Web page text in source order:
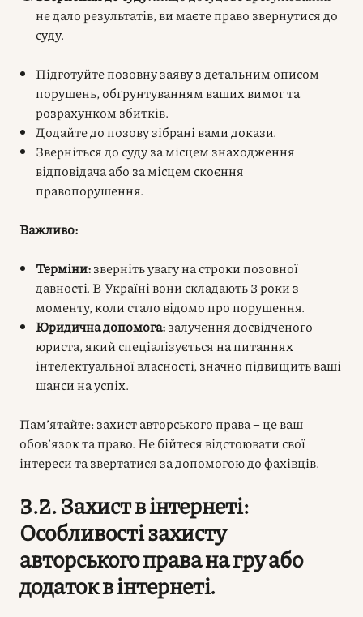
не дало результатів, ви маєте право звернутися до
суду.
Підготуйте позовну заяву з детальним описом
порушень, обґрунтуванням ваших вимог та
розрахунком збитків.
Додайте до позову зібрані вами докази.
Зверніться до суду за місцем знаходження
відповідача або за місцем скоєння
правопорушення.
Важливо:
Терміни:зверніть увагу на строки позовної
давності. В Україні вони складають 3 роки з
моменту, коли стало відомо про порушення.
Юридична допомога:залучення досвідченого
юриста, який спеціалізується на питаннях
інтелектуальної власності, значно підвищить ваші
шанси на успіх.
Пам’ятайте: захист авторського права – це ваш
обов’язок та право. Не бійтеся відстоювати свої
інтереси та звертатися за допомогою до фахівців.
3.2. Захист в інтернеті:
Особливості захисту
авторського права на гру або
додаток в інтернеті.